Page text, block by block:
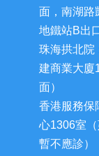
面，南湖路
地鐵站B出
珠海拱北院
建商業大廈
面）
香港服務保
心1306室
暫不應診）